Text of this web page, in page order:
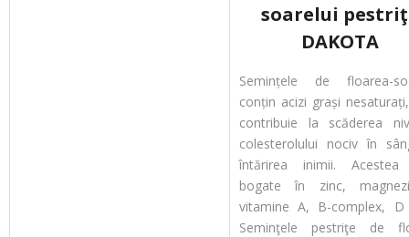
soarelui
DAKOTA
Semințele de floarea-
conțin acizi grași
contribuie la scăderea
colesterolului nociv în
întărirea inimii. Acestea
bogate în zinc,
vitamine A, B-complex,
Seminţele pestriţe de